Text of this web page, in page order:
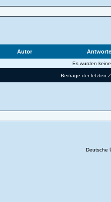
Autor
Es wurden
Beiträge der letzten
Deutsche